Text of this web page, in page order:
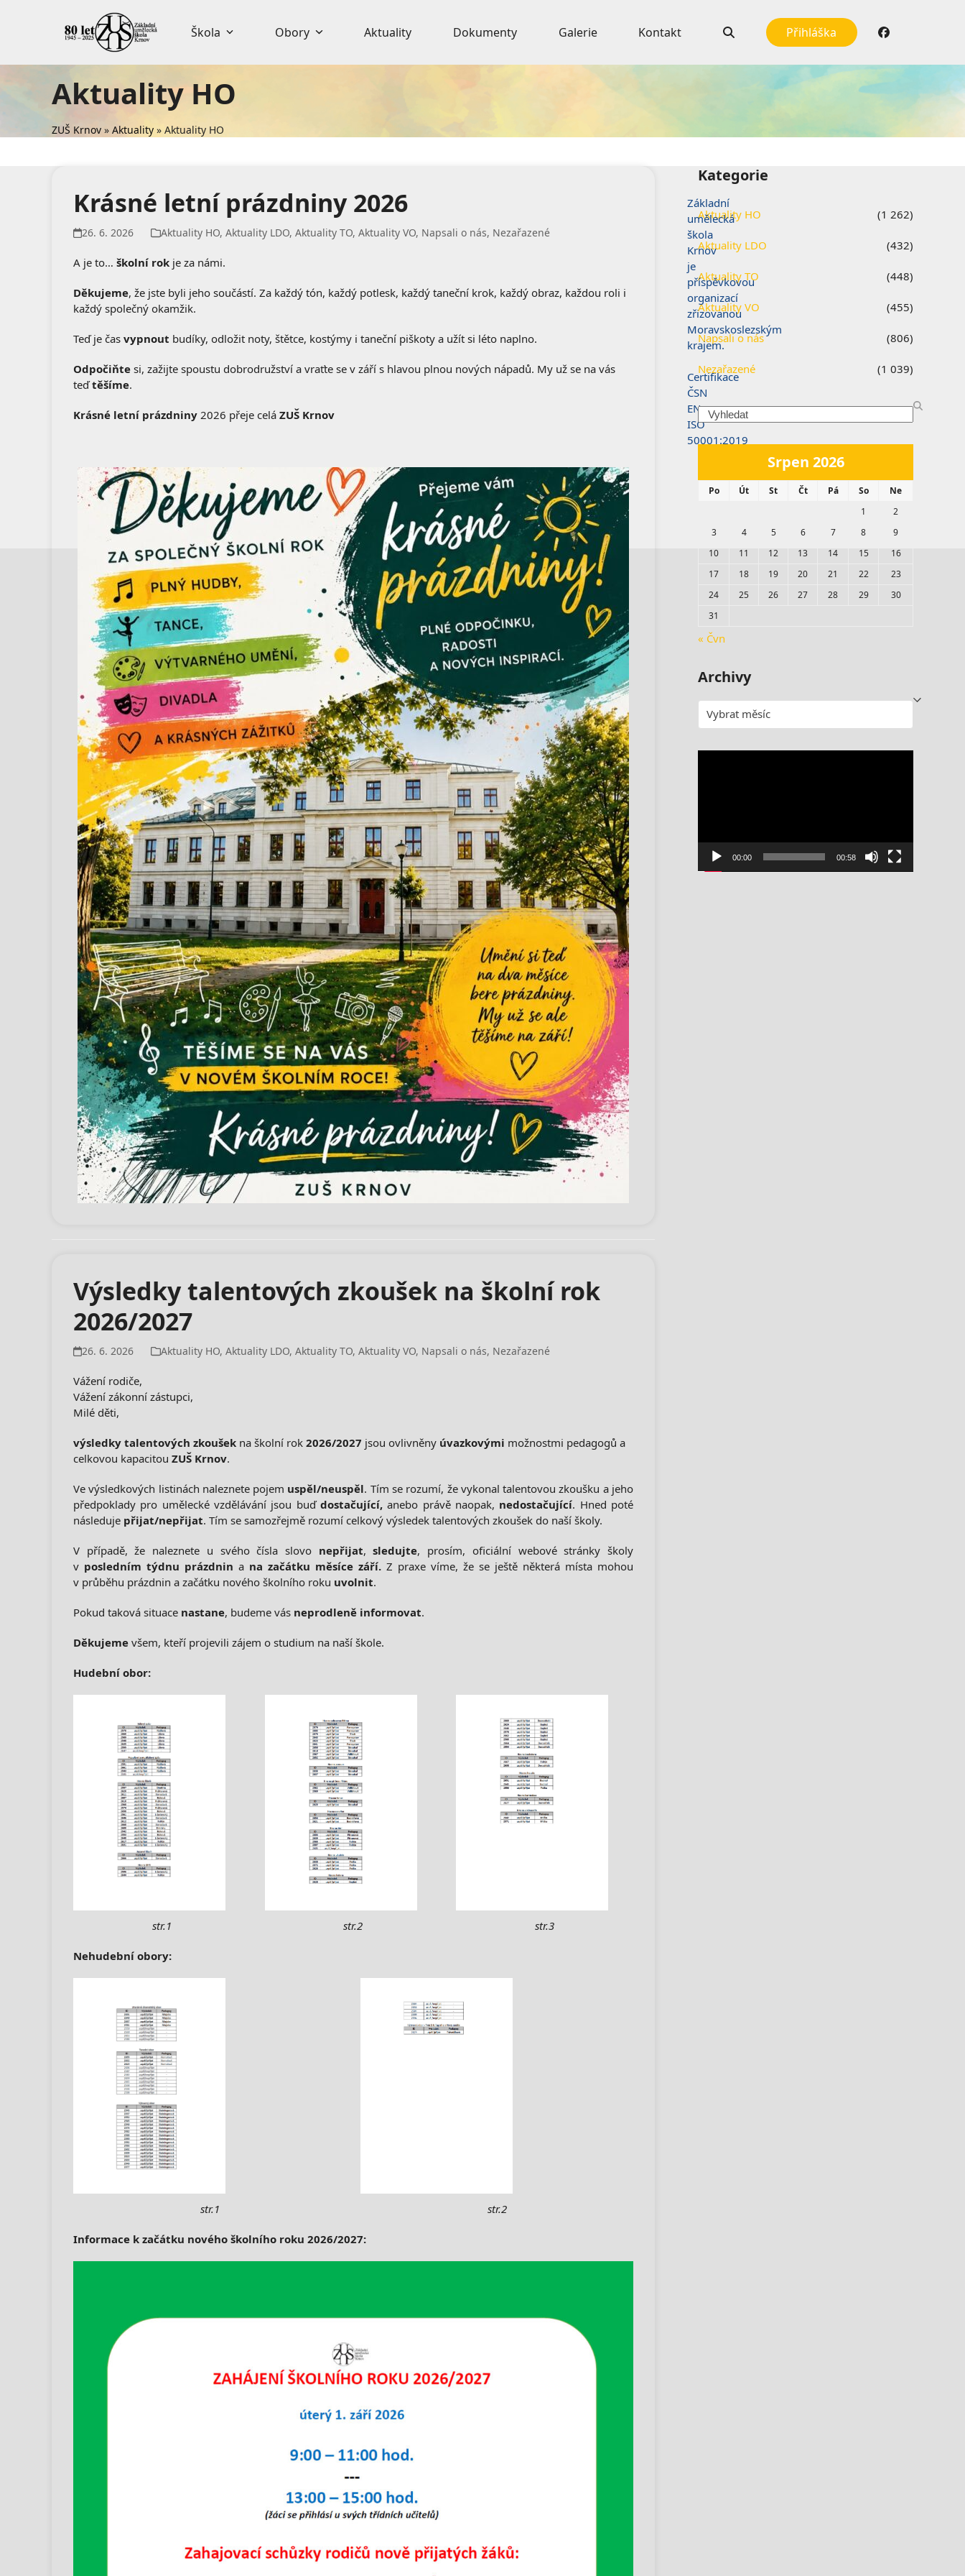
Škola Obory Aktuality Dokumenty Galerie Kontakt Přihláška
Aktuality HO
ZUŠ Krnov » Aktuality » Aktuality HO
Krásné letní prázdniny 2026
26. 6. 2026 Aktuality HO,Aktuality LDO,Aktuality TO,Aktuality VO, Napsali o nás, Nezařazené
A je to… školní rok je za námi.
Děkujeme, že jste byli jeho součástí. Za každý tón, každý potlesk, každý taneční krok, každý obraz, každou roli i
každý společný okamžik.
Teď je čas vypnout budíky, odložit noty, štětce, kostýmy i taneční piškoty a užít si léto naplno.
Odpočiňte si, zažijte spoustu dobrodružství a vraťte se v září s hlavou plnou nových nápadů. My už se na vás
teďtěšíme.
Krásné letní prázdniny 2026 přeje celá ZUŠ Krnov
Výsledky talentových zkoušek na školní rok
2026/2027
26. 6. 2026 Aktuality HO,Aktuality LDO,Aktuality TO,Aktuality VO, Napsali o nás, Nezařazené
Vážení rodiče,
Vážení zákonní zástupci,
Milé děti,
výsledky talentových zkoušek na školní rok 2026/2027 jsou ovlivněny úvazkovými možnostmi pedagogů a
celkovou kapacitou ZUŠ Krnov.
Ve výsledkových listinách naleznete pojem uspěl/neuspěl. Tím se rozumí, že vykonal talentovou zkoušku a jeho
předpoklady pro umělecké vzdělávání jsou buď dostačující, anebo právě naopak, nedostačující. Hned poté
následuje přijat/nepřijat. Tím se samozřejmě rozumí celkový výsledek talentových zkoušek do naší školy.
V případě, že naleznete u svého čísla slovo nepřijat,sledujte, prosím, oficiální webové stránky školy
v posledním týdnu prázdnin a na začátku měsíce září. Z praxe víme, že se ještě některá místa mohou
v průběhu prázdnin a začátku nového školního roku uvolnit.
Pokud taková situace nastane, budeme vás neprodleně informovat.
Děkujeme všem, kteří projevili zájem o studium na naší škole.
Hudební obor:
str.1 str.2 str.3
Nehudební obory:
str.1 str.2
Informace k začátku nového školního roku 2026/2027:
Kategorie
Aktuality HO (1 262)
Aktuality LDO (432)
Aktuality TO (448)
Aktuality VO (455)
Napsali o nás (806)
Nezařazené (1 039)
Search
Srpen 2026
Po Út St Čt Pá So
Ne
1
2
3
4 5 6 7 8
9
10
11 12 13 14 15
16
17
18 19 20 21 22
23
24
25 26 27 28 29
30
31
« Čvn
Archivy
Archivy
00:00 00:58
Základní
umělecká
škola
Krnov
je
příspěvkovou
organizací
zřizovanou
Moravskoslezským
krajem.
Certifikace
ČSN
EN
ISO
50001:2019